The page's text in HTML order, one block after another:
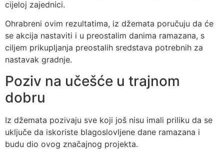
cijeloj zajednici.
Ohrabreni ovim rezultatima, iz džemata poručuju da će
se akcija nastaviti i u preostalim danima ramazana, s
ciljem prikupljanja preostalih sredstava potrebnih za
nastavak gradnje.
Poziv na učešće u trajnom
dobru
Iz džemata pozivaju sve koji još nisu imali priliku da se
uključe da iskoriste blagoslovljene dane ramazana i
budu dio ovog značajnog projekta.